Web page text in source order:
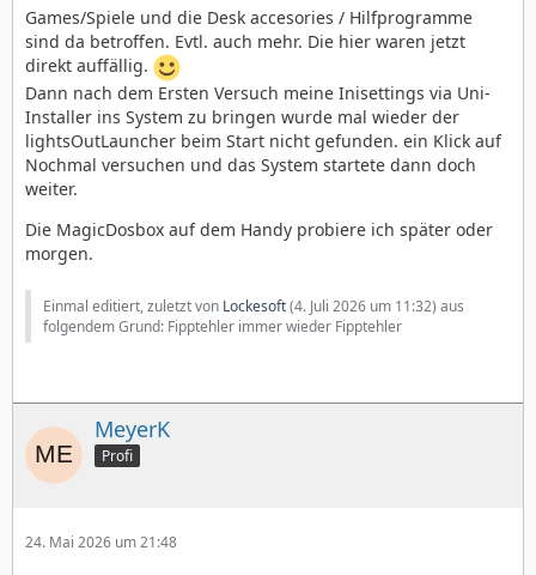
Games/Spiele und die Desk accesories / Hilfprogramme
sind da betroffen. Evtl. auch mehr. Die hier waren jetzt
direkt auffällig.
Dann nach dem Ersten Versuch meine Inisettings via Uni-
Installer ins System zu bringen wurde mal wieder der
lightsOutLauncher beim Start nicht gefunden. ein Klick auf
Nochmal versuchen und das System startete dann doch
weiter.
Die MagicDosbox auf dem Handy probiere ich später oder
morgen.
Einmal editiert, zuletzt von Lockesoft(4. Juli 2026 um 11:32) aus
folgendem Grund: Fipptehler immer wieder Fipptehler
MeyerK
Profi
24. Mai 2026 um 21:48